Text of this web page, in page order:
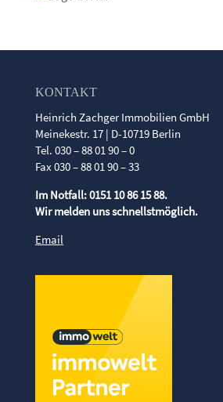
KONTAKT
Heinrich Zachger Immobilien GmbH
Meinekestr. 17 | D-10719 Berlin
Tel. 030 – 88 01 90 – 0
Fax 030 – 88 01 90 – 33
Im Notfall: 0151 10 86 15 88.
Wir melden uns schnellstmöglich.
Email